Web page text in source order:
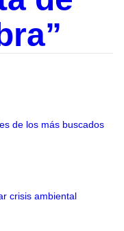
de los más buscados
crisis ambiental